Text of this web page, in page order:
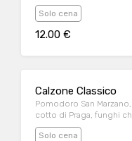
Solo cena
12.00 €
Calzone Classico
Pomodoro San
cotto di Praga, funghi
Solo cena